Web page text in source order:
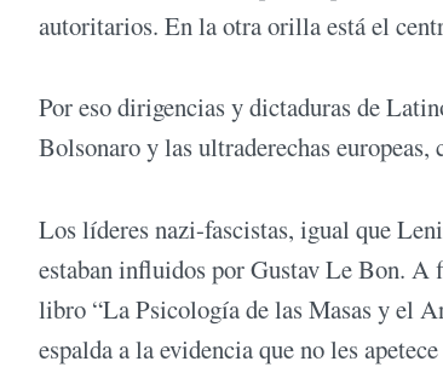
autoritarios. En la otra orilla está el
Por eso dirigencias y dictaduras de
Bolsonaro y las ultraderechas
Los líderes nazi-fascistas, igual que
estaban influidos por Gustav Le Bon.
libro “La Psicología de las Masas y el
espalda a la evidencia que no les